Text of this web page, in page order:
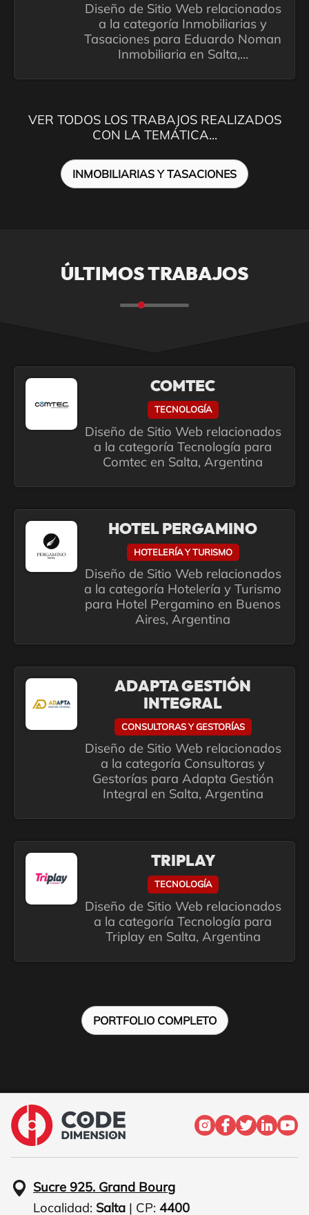
Diseño de Sitio Web relacionados
a la categoría Inmobiliarias y
Tasaciones para Eduardo Noman
Inmobiliaria en Salta,...
VER TODOS LOS TRABAJOS REALIZADOS
CON LA TEMÁTICA...
INMOBILIARIAS Y TASACIONES
ÚLTIMOS TRABAJOS
COMTEC
TECNOLOGÍA
Diseño de Sitio Web relacionados
a la categoría Tecnología para
Comtec en Salta, Argentina
HOTEL PERGAMINO
HOTELERÍA Y TURISMO
Diseño de Sitio Web relacionados
a la categoría Hotelería y Turismo
para Hotel Pergamino en Buenos
Aires, Argentina
ADAPTA GESTIÓN
INTEGRAL
CONSULTORAS Y GESTORÍAS
Diseño de Sitio Web relacionados
a la categoría Consultoras y
Gestorías para Adapta Gestión
Integral en Salta, Argentina
TRIPLAY
TECNOLOGÍA
Diseño de Sitio Web relacionados
a la categoría Tecnología para
Triplay en Salta, Argentina
PORTFOLIO COMPLETO
Sucre 925. Grand Bourg
Localidad: Salta | CP: 4400